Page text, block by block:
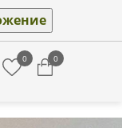
0 0